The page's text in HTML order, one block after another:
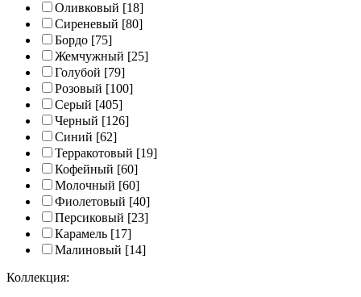
Оливковый [18]
Сиреневый [80]
Бордо [75]
Жемчужный [25]
Голубой [79]
Розовый [100]
Серый [405]
Черный [126]
Синий [62]
Терракотовый [19]
Кофейный [60]
Молочный [60]
Фиолетовый [40]
Персиковый [23]
Карамель [17]
Малиновый [14]
Коллекция: